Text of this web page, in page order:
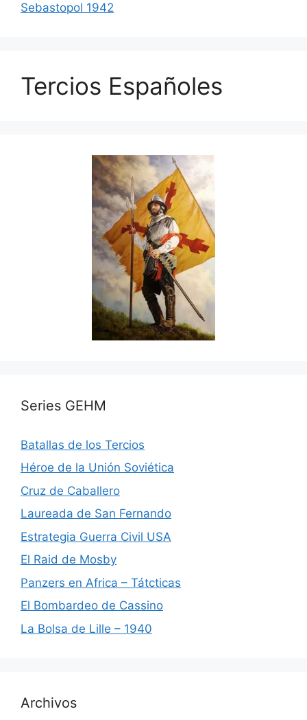
Sebastopol 1942
Tercios Españoles
Series GEHM
Batallas de los Tercios
Héroe de la Unión Soviética
Cruz de Caballero
Laureada de San Fernando
Estrategia Guerra Civil USA
El Raid de Mosby
Panzers en Africa – Tátcticas
El Bombardeo de Cassino
La Bolsa de Lille – 1940
Archivos